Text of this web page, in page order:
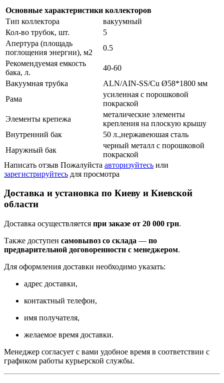
Основные характеристики коллекторов
Тип коллектора
вакуумный
Кол-во трубок, шт.
5
Апертура (площадь
поглощения энергии), м2
0.5
Рекомендуемая емкость
бака, л.
40-60
Вакуумная трубка
ALN/AIN-SS/Cu Ø58*1800 мм
Рама
усиленная с порошковой
покраской
Элементы крепежа
металические элементы
крепления на плоскую крышу
Внутренний бак
50 л.,нержавеюшая сталь
Наружный бак
черный металл с порошковой
покраской
Написать отзыв Пожалуйста авторизуйтесь или
зарегистрируйтесь для просмотра
Доставка и установка по Киеву и Киевской
области
Доставка осуществляется при заказе от 20 000 грн.
Также доступен самовывоз со склада — по
предварительной договоренности с менеджером.
Для оформления доставки необходимо указать:
адрес доставки,
контактный телефон,
имя получателя,
желаемое время доставки.
Менеджер согласует с вами удобное время в соответствии с
графиком работы курьерской службы.